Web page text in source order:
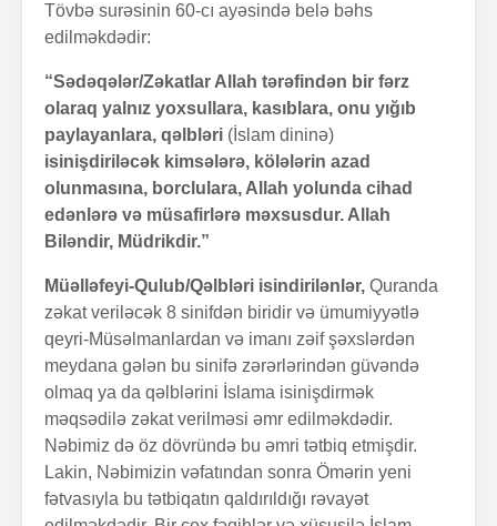
Tövbə surəsinin 60-cı ayəsində belə bəhs
edilməkdədir:
“Sədəqələr/Zəkatlar Allah tərəfindən bir fərz
olaraq yalnız yoxsullara, kasıblara, onu yığıb
paylayanlara, qəlbləri (İslam dininə)
isinişdiriləcək kimsələrə, kölələrin azad
olunmasına, borclulara, Allah yolunda cihad
edənlərə və müsafirlərə məxsusdur. Allah
Biləndir, Müdrikdir.”
Müəlləfeyi-Qulub/Qəlbləri isindirilənlər, Quranda
zəkat veriləcək 8 sinifdən biridir və ümumiyyətlə
qeyri-Müsəlmanlardan və imanı zəif şəxslərdən
meydana gələn bu sinifə zərərlərindən güvəndə
olmaq ya da qəlblərini İslama isinişdirmək
məqsədilə zəkat verilməsi əmr edilməkdədir.
Nəbimiz də öz dövründə bu əmri tətbiq etmişdir.
Lakin, Nəbimizin vəfatından sonra Ömərin yeni
fətvasıyla bu tətbiqatın qaldırıldığı rəvayət